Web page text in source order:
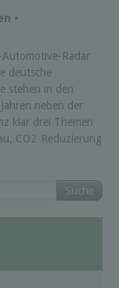
•
Radar
deutsche
stehen in den
neben der
klar drei Themen
CO2-Reduzierung
Suche